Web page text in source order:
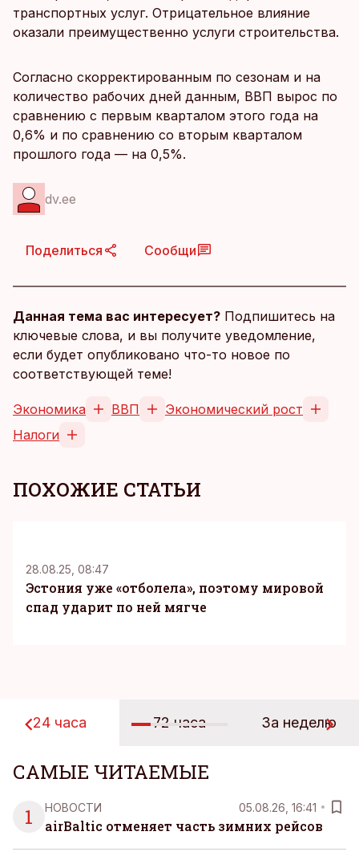
транспортных услуг. Отрицательное влияние
оказали преимущественно услуги строительства.
Согласно скорректированным по сезонам и на
количество рабочих дней данным, ВВП вырос по
сравнению с первым кварталом этого года на
0,6% и по сравнению со вторым кварталом
прошлого года — на 0,5%.
dv.ee
Поделиться Сообщи
Данная тема вас интересует? Подпишитесь на
ключевые слова, и вы получите уведомление,
если будет опубликовано что-то новое по
соответствующей теме!
Экономика ВВП
Экономический рост
Налоги
ПОХОЖИЕ СТАТЬИ
28.08.25, 08:47
Эстония уже «отболела», поэтому мировой
спад ударит по ней мягче
24 часа 72 часа За неделю
САМЫЕ ЧИТАЕМЫЕ
1
НОВОСТИ 05.08.26, 16:41
airBaltic отменяет часть зимних рейсов